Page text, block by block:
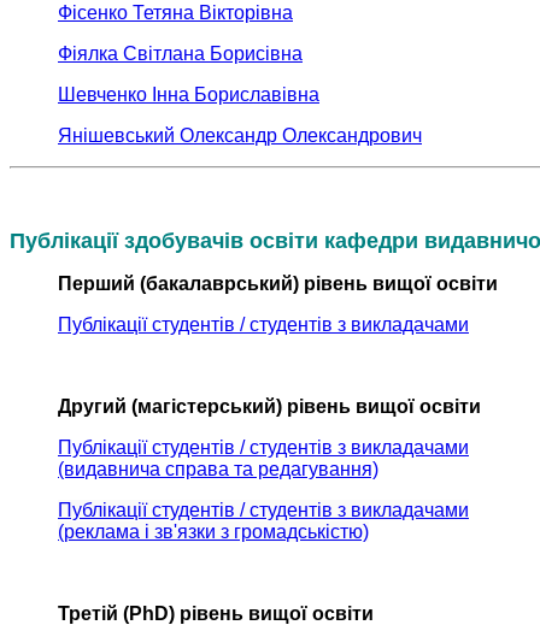
Фісенко Тетяна Вікторівна
Фіялка Світлана Борисівна
Шевченко Інна Бориславівна
Янішевський Олександр Олександрович
Публікації здобувачів освіти кафедри
Перший (бакалаврський) рівень вищої освіти
Публікації студентів / студентів з викладачами
Другий (магістерський) рівень вищої освіти
Публікації студентів / студентів з викладачами
(видавнича справа та редагування)
Публікації студентів / студентів з викладачами
(реклама і зв'язки з громадськістю)
Третій (PhD) рівень вищої освіти